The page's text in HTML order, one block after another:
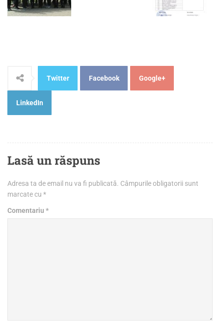
Twitter Facebook Google+
LinkedIn
Lasă un răspuns
Adresa ta de email nu va fi publicată. Câmpurile obligatorii sunt
marcate cu *
Comentariu *